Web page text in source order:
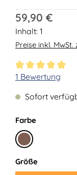
Regulärer Preis:
59,90 €
Inhalt: 1
Preise inkl.
1 Bewertung
Sofort
Farbeauswählen
Braun
Größeauswählen